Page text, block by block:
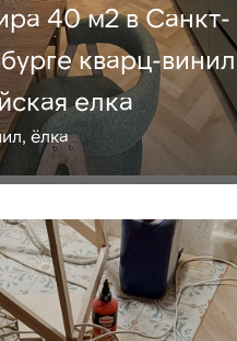
40 м2 в Санкт-
кварц-винил
елка
ёлка